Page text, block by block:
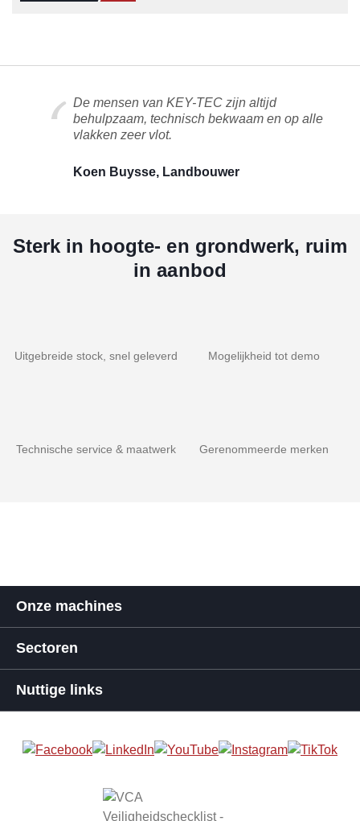
De mensen van KEY-TEC zijn altijd
behulpzaam, technisch bekwaam en op alle
vlakken zeer vlot.
Koen Buysse, Landbouwer
Sterk in hoogte- en grondwerk, ruim
in aanbod
Uitgebreide stock, snel geleverd Mogelijkheid tot demo
Technische service & maatwerk Gerenommeerde merken
Onze machines
Sectoren
Nuttige links